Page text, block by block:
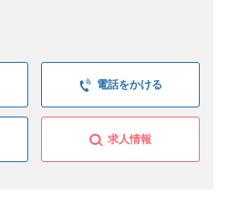
電話をかける
求人情報